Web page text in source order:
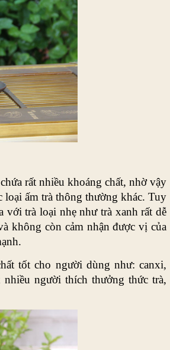
rất nhiều khoáng chất, nhờ vậy
loại ấm trà thông thường khác. Tuy
trà loại nhẹ như trà xanh rất dễ
không còn cảm nhận được vị của
tốt cho người dùng như: canxi,
người thích thưởng thức trà,